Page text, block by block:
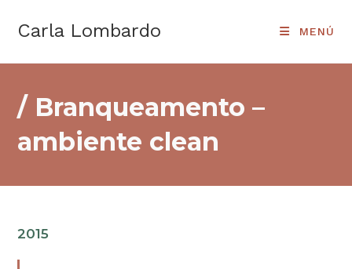
Carla Lombardo MENÚ
/ Branqueamento –
ambiente clean
2015